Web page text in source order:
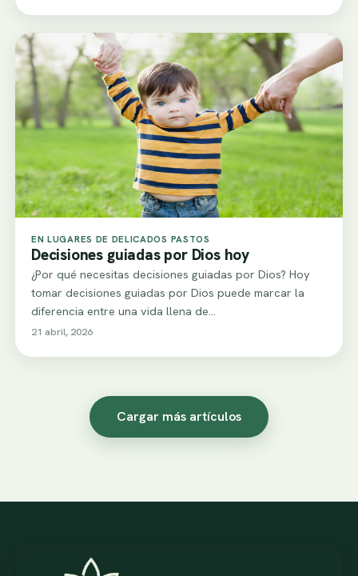
EN LUGARES DE DELICADOS PASTOS
Decisiones guiadas por Dios hoy
¿Por qué necesitas decisiones guiadas por Dios? Hoy
tomar decisiones guiadas por Dios puede marcar la
diferencia entre una vida llena de…
21 abril, 2026
Cargar más artículos